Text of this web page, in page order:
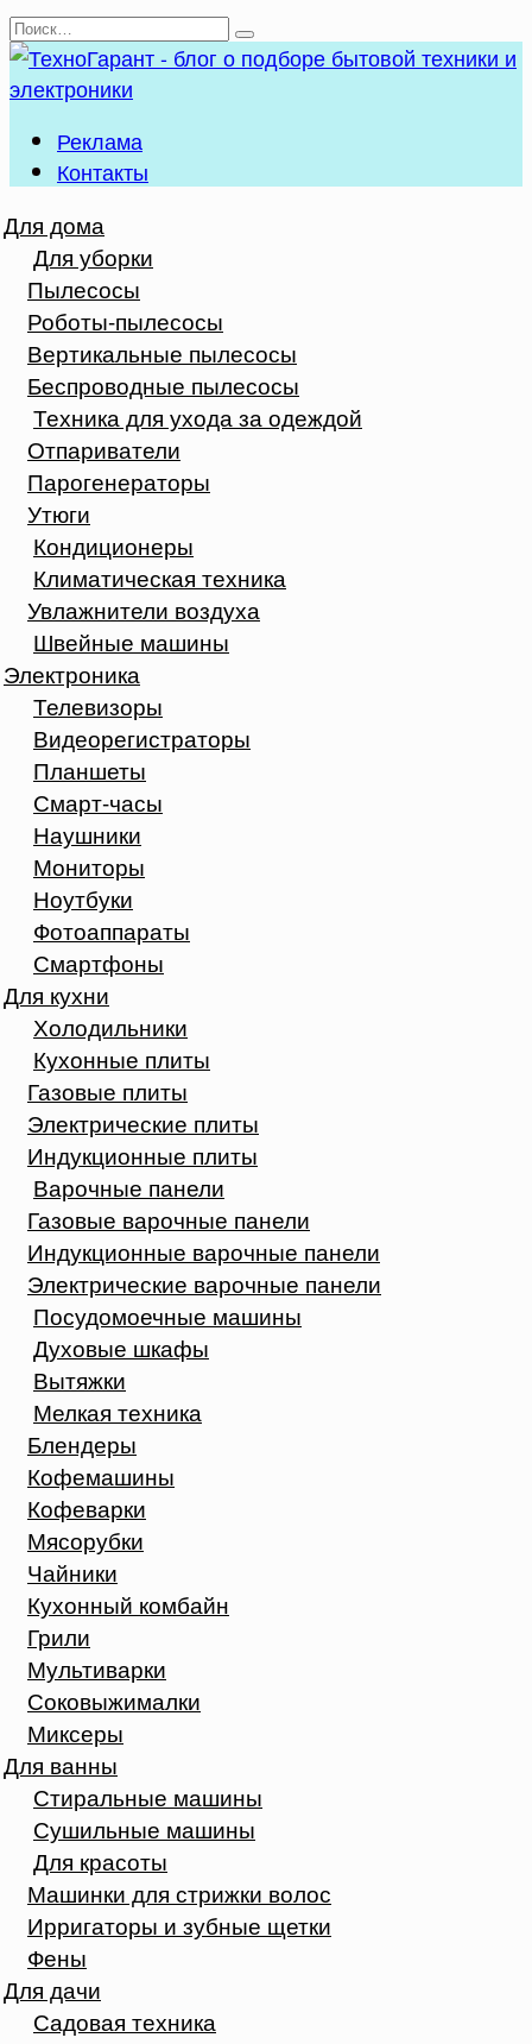
Перейти
к
содержанию
Search
for:
Реклама
Контакты
Для дома
Для уборки
Пылесосы
Роботы-пылесосы
Вертикальные пылесосы
Беспроводные пылесосы
Техника для ухода за одеждой
Отпариватели
Парогенераторы
Утюги
Кондиционеры
Климатическая техника
Увлажнители воздуха
Швейные машины
Электроника
Телевизоры
Видеорегистраторы
Планшеты
Смарт-часы
Наушники
Мониторы
Ноутбуки
Фотоаппараты
Смартфоны
Для кухни
Холодильники
Кухонные плиты
Газовые плиты
Электрические плиты
Индукционные плиты
Варочные панели
Газовые варочные панели
Индукционные варочные панели
Электрические варочные панели
Посудомоечные машины
Духовые шкафы
Вытяжки
Мелкая техника
Блендеры
Кофемашины
Кофеварки
Мясорубки
Чайники
Кухонный комбайн
Грили
Мультиварки
Соковыжималки
Миксеры
Для ванны
Стиральные машины
Сушильные машины
Для красоты
Машинки для стрижки волос
Ирригаторы и зубные щетки
Фены
Для дачи
Садовая техника